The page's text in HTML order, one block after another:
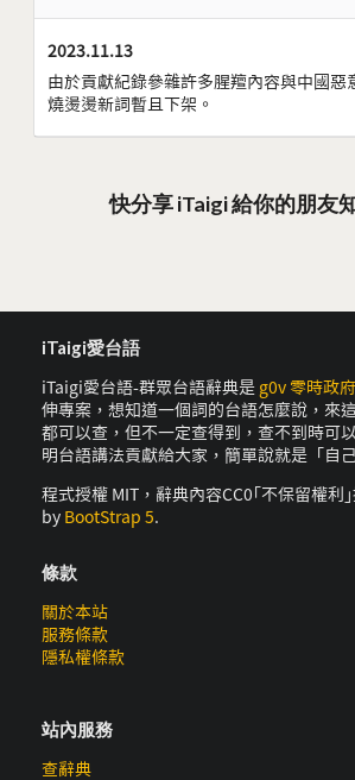
2023.11.13
由於貢獻紀錄參雜許多腥羶內容與中國惡
燒燙燙新詞暫且下架。
快分享 iTaigi 給你的朋友
iTaigi愛台語
iTaigi愛台語-群眾台語辭典是 g0v 零時政府
伸專案，想知道一個詞的台語怎麼說，來
都可以查，但不一定查得到，查不到時可
明台語講法貢獻給大家，簡單說就是「自
程式授權 MIT，辭典內容CC0｢不保留權利
by BootStrap 5.
條款
關於本站
服務條款
隱私權條款
站內服務
查辭典